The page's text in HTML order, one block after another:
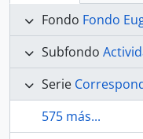
Fondo Fondo
Subfondo
Serie
575 más...